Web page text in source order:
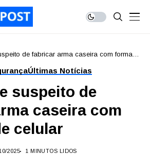
de fabricar arma caseira com formato
Últimas Notícias
suspeito de
caseira com
celular
2025
1 MINUTOS LIDOS